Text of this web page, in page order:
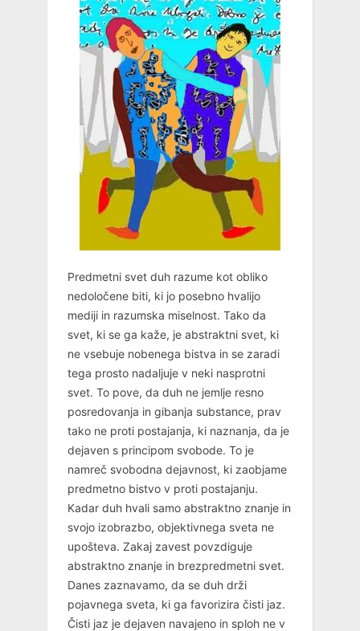
Predmetni svet duh razume kot obliko
nedoločene biti, ki jo posebno hvalijo
mediji in razumska miselnost. Tako da
svet, ki se ga kaže, je abstraktni svet, ki
ne vsebuje nobenega bistva in se zaradi
tega prosto nadaljuje v neki nasprotni
svet. To pove, da duh ne jemlje resno
posredovanja in gibanja substance, prav
tako ne proti postajanja, ki naznanja, da je
dejaven s principom svobode. To je
namreč svobodna dejavnost, ki zaobjame
predmetno bistvo v proti postajanju.
Kadar duh hvali samo abstraktno znanje in
svojo izobrazbo, objektivnega sveta ne
upošteva. Zakaj zavest povzdiguje
abstraktno znanje in brezpredmetni svet.
Danes zaznavamo, da se duh drži
pojavnega sveta, ki ga favorizira čisti jaz.
Čisti jaz je dejaven navajeno in sploh ne v